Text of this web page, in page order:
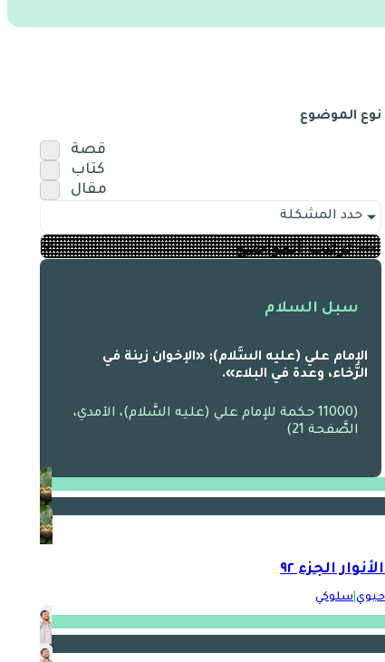
نوع الموضوع
قصة
كتاب
مقال
حدد المشكلة
سبل السلام
الإمام علي (عليه السَّلام): «الإخوان زينة في
الرَّخاء، وعدة في البلاء».
(11000 حكمة للإمام علي (عليه السَّلام)، الآمدي،
الصَّفحة 21)
الجزء ٩٢
حيوي سلوكي